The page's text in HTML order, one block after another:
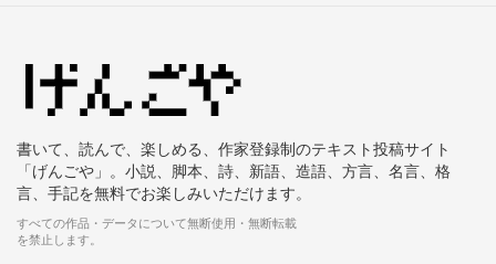
書いて、読んで、楽しめる、作家登録制のテキスト投稿サイト
「げんごや」。小説、脚本、詩、新語、造語、方言、名言、格
言、手記を無料でお楽しみいただけます。
すべての作品・データについて無断使用・無断転載
を禁止します。